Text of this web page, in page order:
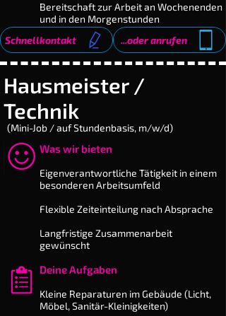
Bereitschaft zur Arbeit an Wochenenden
und in den Morgenstunden
Schnellkontakt
...oder anrufen
Hausmeister /
Technik
(Mini-Job / auf Stundenbasis, m/w/d)
Was wir bieten
​Eigenverantwortliche Tätigkeit in einem
besonderen Arbeitsumfeld
Flexible Zeiteinteilung nach Absprache
Langfristige Zusammenarbeit
gewünscht
Deine Aufgaben
​Kleine Reparaturen im Gebäude (Licht,
Möbel, Sanitär-Kleinig­keiten)